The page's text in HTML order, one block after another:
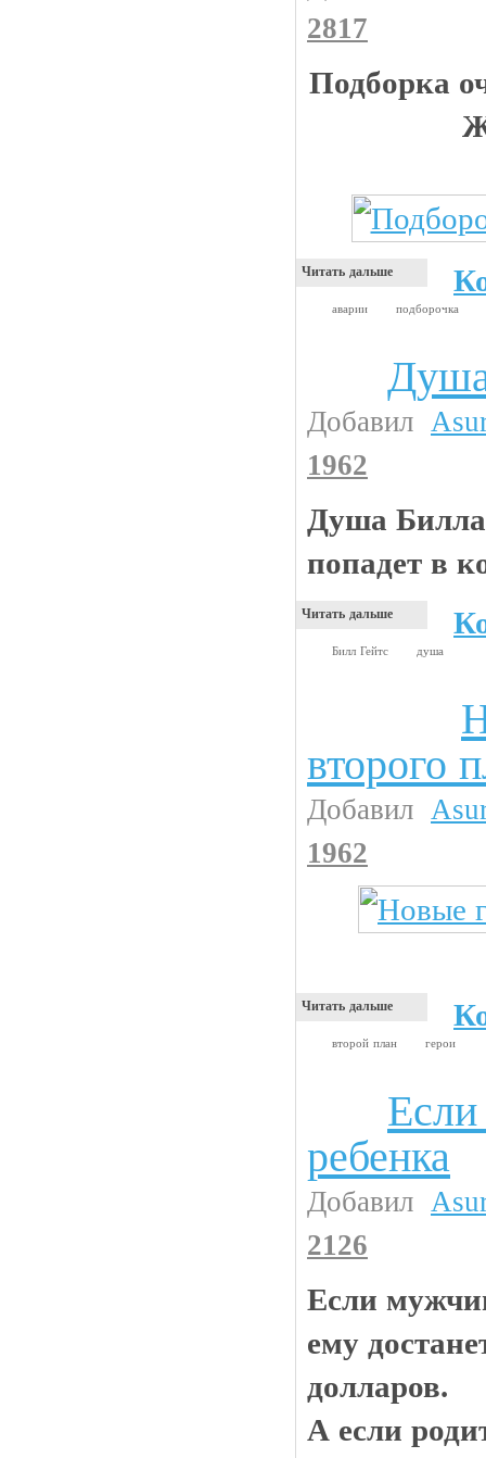
2817
Подборка
Читать дальше
аварии подборочка
Добавил
1962
Душа Билла
попадет в
Читать дальше
Билл Гейтс душа
второго
Добавил
1962
Читать дальше
второй план герои
ребенка
Добавил
2126
Если
ему
долларов.
А если